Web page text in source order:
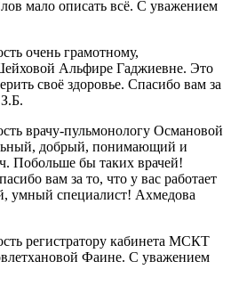
мало описать всё. С уважением
очень грамотному,
Альфире Гаджиевне. Это
своё здоровье. Спасибо вам за
врачу-пульмонологу Османовой
добрый, понимающий и
Побольше бы таких врачей!
вам за то, что у вас работает
умный специалист! Ахмедова
регистратору кабинета МСКТ
Фаине. С уважением